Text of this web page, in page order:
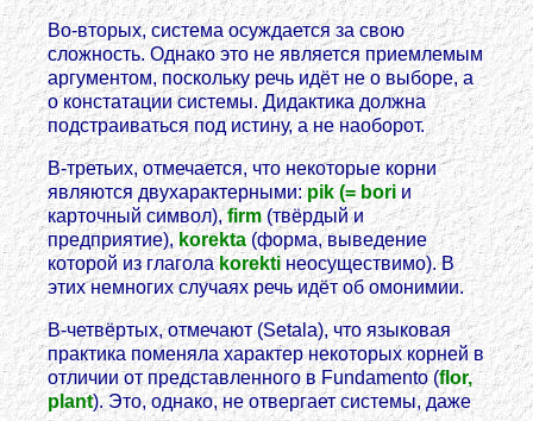
Во-вторых, система осуждается за свою
сложность. Однако это не является приемлемым
аргументом, поскольку речь идёт не о выборе, а
о констатации системы. Дидактика должна
подстраиваться под истину, а не наоборот.
В-третьих, отмечается, что некоторые корни
являются двухарактерными:pik (= bori и
карточный символ),firm(твёрдый и
предприятие), korekta(форма, выведение
которой из глаголаkorekti неосуществимо). В
этих немногих случаях речь идёт об омонимии.
В-четвёртых, отмечают (Setala), что языковая
практика поменяла характер некоторых корней в
отличии от представленного в Fundamento (flor,
plant). Это, однако, не отвергает системы, даже